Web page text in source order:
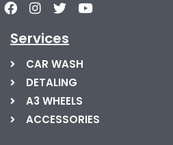
Services
CAR WASH
DETALING
A3 WHEELS
ACCESSORIES